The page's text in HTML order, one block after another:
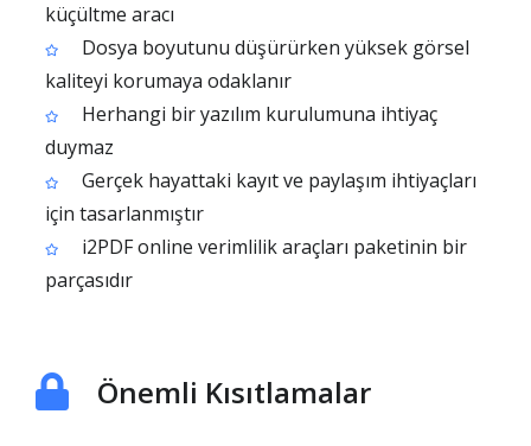
küçültme aracı
Dosya boyutunu düşürürken yüksek görsel
kaliteyi korumaya odaklanır
Herhangi bir yazılım kurulumuna ihtiyaç
duymaz
Gerçek hayattaki kayıt ve paylaşım ihtiyaçları
için tasarlanmıştır
i2PDF online verimlilik araçları paketinin bir
parçasıdır
Önemli Kısıtlamalar